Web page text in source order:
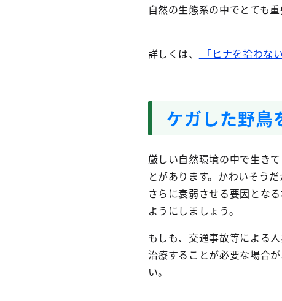
自然の生態系の中でとても重
詳しくは、 「ヒナを拾わな
ケガした野鳥
厳しい自然環境の中で生き
とがあります。かわいそう
さらに衰弱させる要因とな
ようにしましょう。
もしも、交通事故等による
治療することが必要な場合
い。